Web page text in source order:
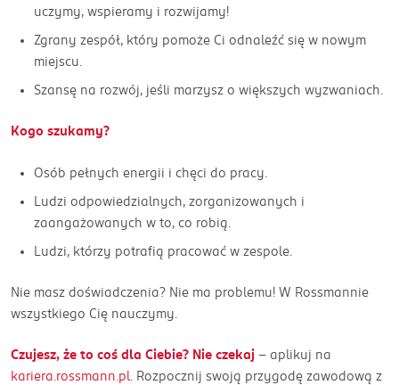
uczymy, wspieramy i rozwijamy!
Zgrany zespół, który pomoże Ci odnaleźć się w nowym
miejscu.
Szansę na rozwój, jeśli marzysz o większych wyzwaniach.
Kogo szukamy?
Osób pełnych energii i chęci do pracy.
Ludzi odpowiedzialnych, zorganizowanych i
zaangażowanych w to, co robią.
Ludzi, którzy potrafią pracować w zespole.
Nie masz doświadczenia? Nie ma problemu! W Rossmannie
wszystkiego Cię nauczymy.
Czujesz, że to coś dla Ciebie? Nie czekaj – aplikuj na
kariera.rossmann.pl. Rozpocznij swoją przygodę zawodową z